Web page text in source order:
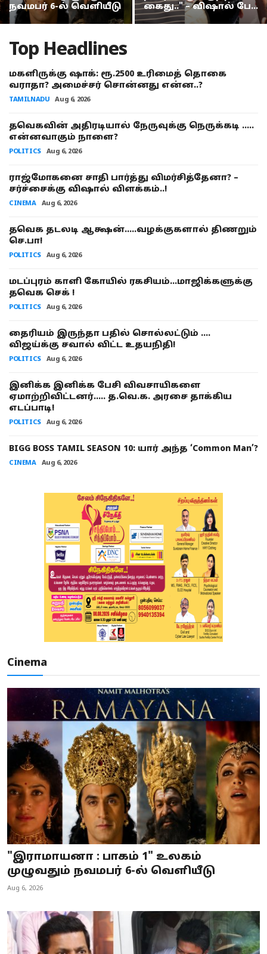
முதல்வர் ஸ்டாலினின் நகைச்சுவை உணர்வுக்கு அளவே இல்லையா? அன்புமணி கேள்வி
டாப் 5 ஸ்ட்ரீமிங் பிளாட்பார்ம் எது தெரியுமா? கவனத்தை ஈர்க்கும் YouTube Music!
நவமபர் 6-ல் வெளியீடு
கைது.." – விஷால் பே...
Top Headlines
மகளிருக்கு ஷாக்: ரூ.2500 உரிமைத் தொகை
வராதா? அமைச்சர் சொன்னது என்ன..?
TAMILNADU Aug 6, 2026
தவெகவின் அதிரடியால் நேருவுக்கு நெருக்கடி .....
என்னவாகும் நாளை?
POLITICS Aug 6, 2026
ராஜ்மோகனை சாதி பார்த்து விமர்சித்தேனா? –
சர்ச்சைக்கு விஷால் விளக்கம்..!
CINEMA Aug 6, 2026
தவெக தடலடி ஆக்ஷன்.....வழக்குகளால் திணறும்
செ.பா!
POLITICS Aug 6, 2026
மடப்புரம் காளி கோயில் ரகசியம்...மாஜிக்களுக்கு
தவெக செக் !
POLITICS Aug 6, 2026
தைரியம் இருந்தா பதில் சொல்லட்டும் ....
விஜய்க்கு சவால் விட்ட உதயநிதி!
POLITICS Aug 6, 2026
இனிக்க இனிக்க பேசி விவசாயிகளை
ஏமாற்றிவிட்டனர்..... த.வெ.க. அரசை தாக்கிய
எடப்பாடி!
POLITICS Aug 6, 2026
BIGG BOSS TAMIL SEASON 10: யார் அந்த ‘Common Man’?
CINEMA Aug 6, 2026
Cinema
"இராமாயனா : பாகம் 1" உலகம்
முழுவதும் நவமபர் 6-ல் வெளியீடு
Aug 6, 2026